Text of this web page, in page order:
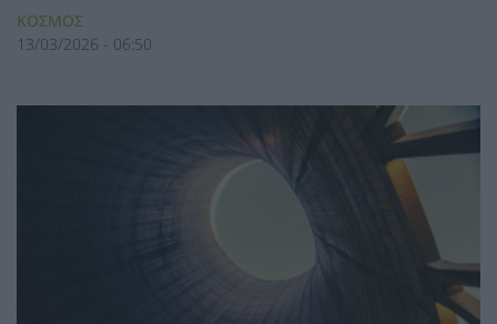
ΚΟΣΜΟΣ
13/03/2026 - 06:50